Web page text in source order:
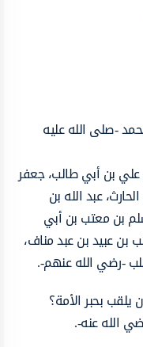
-صلى الله عليه
بن أبي طالب، جعفر
عبد الله بن
بن معتب بن أبي
بن عبيد بن عبد مناف،
-رضي الله عنهم-.
بحبر الأمة؟
الله عنه-.